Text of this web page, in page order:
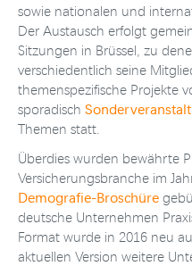
sowie nationalen und
Der Austausch erfolgt
Sitzungen in Brüssel, zu
verschiedentlich seine
themenspezifische Projekte
sporadisch
Themen statt.
Überdies wurden bewährte
Versicherungsbranche im
Demografie-Broschüre
deutsche Unternehmen
Format wurde in 2016 neu
aktuellen Version weitere